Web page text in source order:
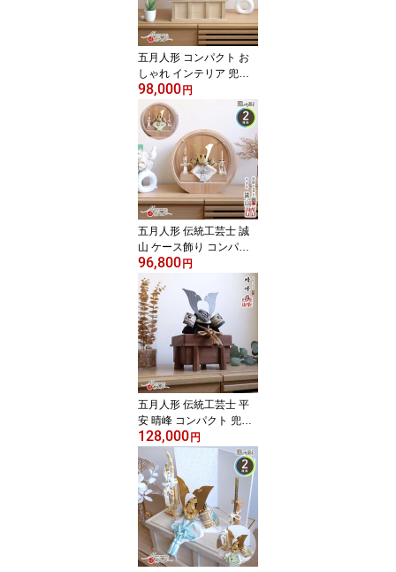
五月人形 コンパクト お
しゃれ インテリア 兜飾
り 5月人形 端午の節句 鹿
革 唐草 本印伝ブロンズ
兜 透き漆 共吹き返し 大
鍬形 初節句 増村人形店
MMN2743
98,000円
五月人形 伝統工芸士 誠
山 ケース飾り コンパク
ト 兜飾り 選べる 2種類
淡萌黄色兜/淡黒水色兜 5
月人形 端午の節句 初節
句 増村人形店 MMN2744
96,800円
五月人形 伝統工芸士 平
安 晴峰 コンパクト 兜飾
り 7号 大和 印伝 吹き返
し 淡茶 ブラウン ベージ
ュ ブロンズ 兜 艶消し 細
密 裾金具 雄山 5月人形
端午の節句 初節句 増村
人形店 MMN3092
128,000円